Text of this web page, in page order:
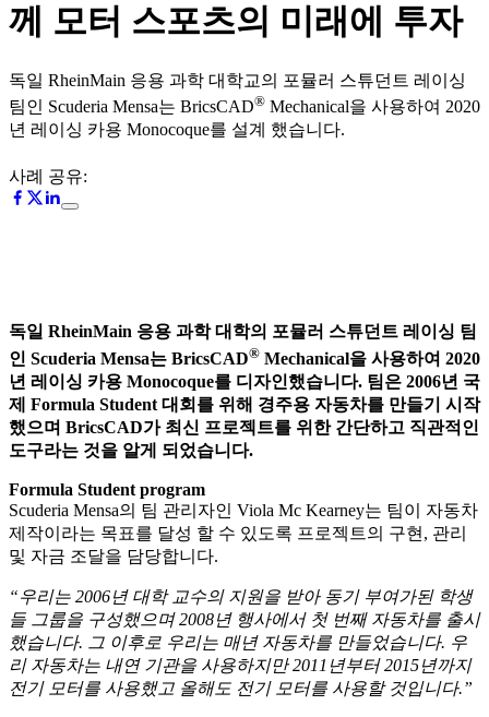
께 모터 스포츠의 미래에 투자
독일 RheinMain 응용 과학 대학교의 포뮬러 스튜던트 레이싱
팀인 Scuderia Mensa는 BricsCAD® Mechanical을 사용하여 2020
년 레이싱 카용 Monocoque를 설계 했습니다.
사례 공유:
독일 RheinMain 응용 과학 대학의 포뮬러 스튜던트 레이싱 팀
인 Scuderia Mensa는 BricsCAD® Mechanical을 사용하여 2020
년 레이싱 카용 Monocoque를 디자인했습니다. 팀은 2006년 국
제 Formula Student 대회를 위해 경주용 자동차를 만들기 시작
했으며 BricsCAD가 최신 프로젝트를 위한 간단하고 직관적인
도구라는 것을 알게 되었습니다.
Formula Student program
Scuderia Mensa의 팀 관리자인 Viola Mc Kearney는 팀이 자동차
제작이라는 목표를 달성 할 수 있도록 프로젝트의 구현, 관리
및 자금 조달을 담당합니다.
“우리는 2006년 대학 교수의 지원을 받아 동기 부여가된 학생
들 그룹을 구성했으며 2008년 행사에서 첫 번째 자동차를 출시
했습니다. 그 이후로 우리는 매년 자동차를 만들었습니다. 우
리 자동차는 내연 기관을 사용하지만 2011년부터 2015년까지
전기 모터를 사용했고 올해도 전기 모터를 사용할 것입니다.”